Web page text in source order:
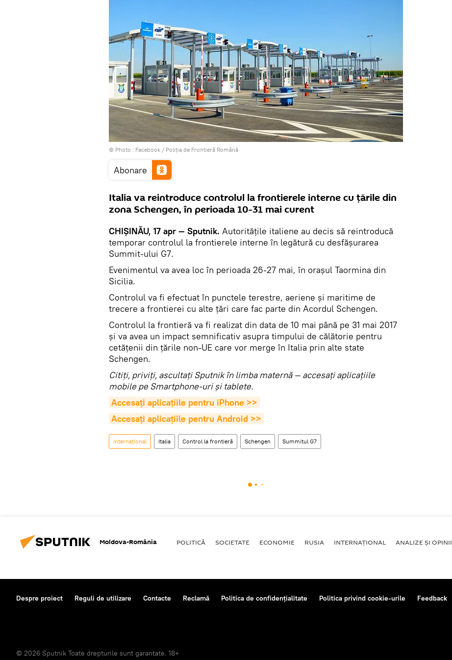
© Photo : Facebook / Poliția de Frontieră Română
Abonare
Italia va reintroduce controlul la frontierele interne cu ţările din
zona Schengen, în perioada 10-31 mai curent
CHIŞINĂU, 17 apr — Sputnik. Autorităţile italiene au decis să reintroducă
temporar controlul la frontierele interne în legătură cu desfăşurarea
Summit-ului G7.
Evenimentul va avea loc în perioada 26-27 mai, în oraşul Taormina din
Sicilia.
Controlul va fi efectuat în punctele terestre, aeriene şi maritime de
trecere a frontierei cu alte țări care fac parte din Acordul Schengen.
Controlul la frontieră va fi realizat din data de 10 mai până pe 31 mai 2017
şi va avea un impact semnificativ asupra timpului de călătorie pentru
cetăţenii din ţările non-UE care vor merge în Italia prin alte state
Schengen.
Citiţi, priviţi, ascultaţi Sputnik în limba maternă — accesaţi aplicaţiile
mobile pe Smartphone-uri şi tablete.
Accesaţi aplicaţiile pentru iPhone >>
Accesaţi aplicaţiile pentru Android >>
Internaţional Italia Control la frontieră Schengen Summitul G7
Moldova-România POLITICĂ SOCIETATE ECONOMIE RUSIA INTERNAŢIONAL ANALIZE ȘI OPINII
Despre proiect Reguli de utilizare Contacte Reclamă Politica de confidențialitate Politica privind cookie-urile Feedback
© 2026 Sputnik Toate drepturile sunt garantate. 18+